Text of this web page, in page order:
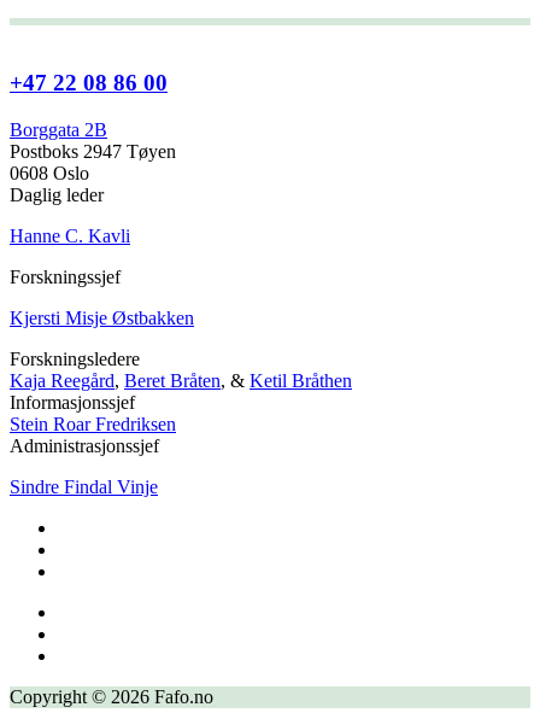
+47 22 08 86 00
Borggata 2B
Postboks 2947 Tøyen
0608 Oslo
Daglig leder
Hanne C. Kavli
Forskningssjef
Kjersti Misje Østbakken
Forskningsledere
Kaja Reegård, Beret Bråten, & Ketil Bråthen
Informasjonssjef
Stein Roar Fredriksen
Administrasjonssjef
Sindre Findal Vinje
Copyright © 2026 Fafo.no